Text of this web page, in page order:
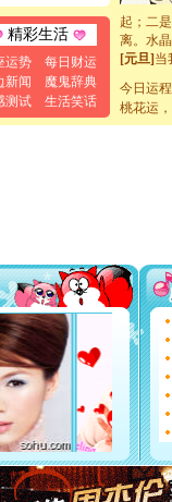
精彩生活
运势
每日财运
新闻
魔鬼辞典
测试
生活笑话
离。水
[元旦]当
泣，这
卖了。
[春节]风
[圣诞节]
能正大
天都要
[圣诞节]
如意,快
[元旦]
断电。
你是我
[元旦]
起；二
离。水
[元旦]当
泣，这
今日运
桃花运